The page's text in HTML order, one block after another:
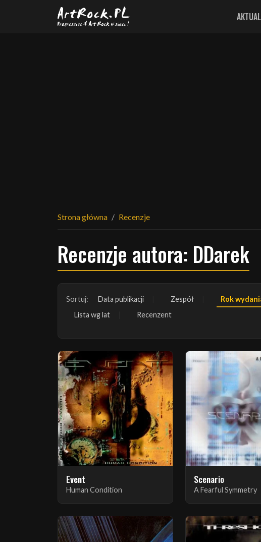
Przejdź do treści głównej
Strona główna Recenzje
Recenzje autora: DDarek
Sortuj: Data publikacji Zespół Rok
Lista wg lat
Recenzent
Event
Human Condition
Scenario
A Fearful Symmetry